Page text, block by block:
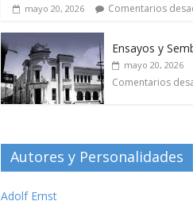
mayo 20, 2026 Comentarios
Ensayos y
mayo 20, 2026
Comentarios
Autores y Personalidades
Adolf Ernst